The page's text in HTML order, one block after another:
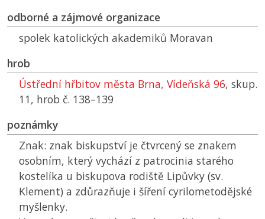
odborné a zájmové organizace
spolek katolických akademiků Moravan
hrob
Ústřední hřbitov města Brna, Vídeňská 96, skup.
11, hrob č. 138–139
poznámky
Znak: znak biskupství je čtvrcený se znakem
osobním, který vychází z patrocinia starého
kostelíka u biskupova rodiště Lipůvky (sv.
Klement) a zdůrazňuje i šíření cyrilometodějské
myšlenky.